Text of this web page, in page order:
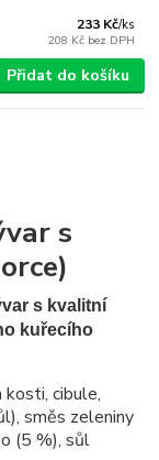
233 Kč/ks
208 Kč bez DPH
Přidat do košíku
s
s kvalitní
kuřecího
kosti, cibule,
směs zeleniny
(5 %), sůl